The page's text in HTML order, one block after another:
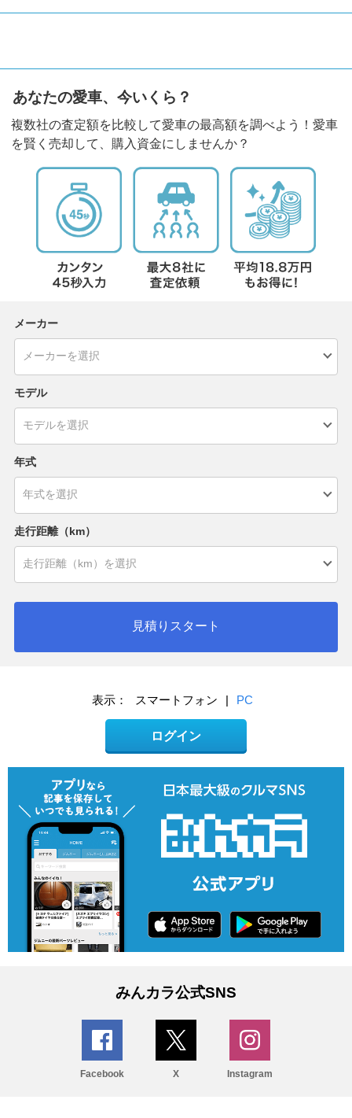
あなたの愛車、今いくら？
複数社の査定額を比較して愛車の最高額を調べよう！愛車
を賢く売却して、購入資金にしませんか？
メーカー
モデル
年式
走行距離（km）
見積りスタート
表示： スマートフォン | PC
ログイン
みんカラ公式SNS
Facebook X Instagram